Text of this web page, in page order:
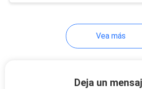
Divisor de la
Vea más
Deja un